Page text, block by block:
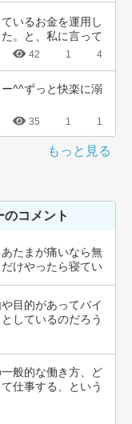
いるお金を運用し
。と、私に言って
42 1 4
^^ずっと快楽に溺
35 1 1
もっと見る
のコメント
たまが痛いなら無
けやったら寝てい
目的があってバイ
しているのだろう
般的な働き方、ど
仕事する、という